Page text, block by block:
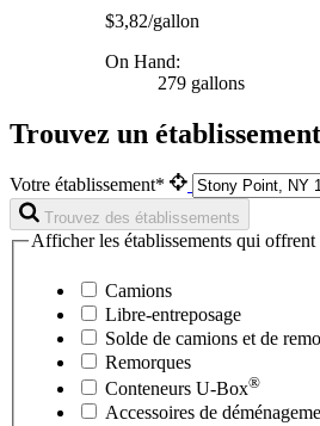
$3,82/gallon
On Hand:
279 gallons
Trouvez un
Votre établissement*
Trouvez des établissements
Afficher les établissements qui offrent
Camions
Libre-entreposage
Solde de camions et de
Remorques
Conteneurs U-Box®
Accessoires de